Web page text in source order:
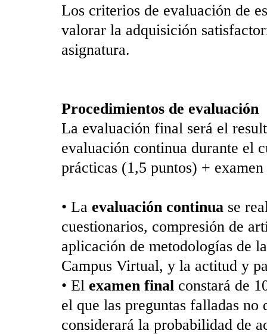
Los criterios de evaluación de
valorar la adquisición
asignatura.
Procedimientos de evaluación
La evaluación final será el
evaluación continua durante el
prácticas (1,5 puntos) +
• La evaluación continua se
cuestionarios, compresión de
aplicación de metodologías de
Campus Virtual, y la actitud y
• El examen final constará de
el que las preguntas falladas no
considerará la probabilidad de